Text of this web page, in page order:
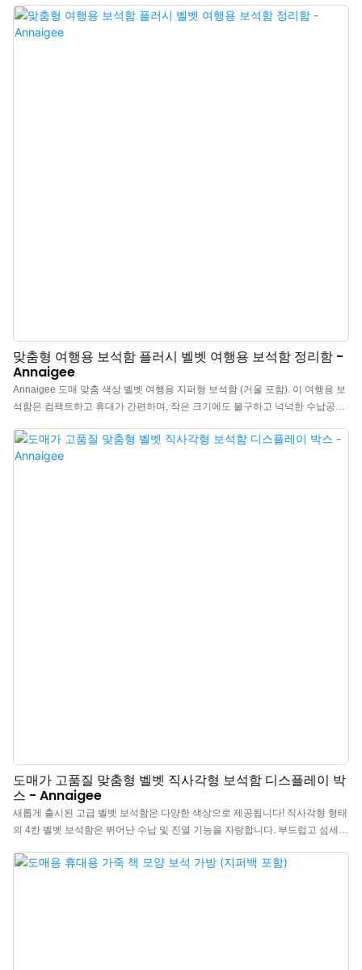
고급스러운 벨벳 주얼리 케이스로 클래식한 주얼리 패키징을 완성해 보세요. 전
통적인 여행용 주얼리 케이스 도매 외에도 부드럽고 매끄러우며 고급스러운 질
맞춤형 여행용 보석함 플러시 벨벳 여행용 보석함 정리함 -
Annaigee
Annaigee 도매 맞춤 색상 벨벳 여행용 지퍼형 보석함 (거울 포함). 이 여행용 보
석함은 컴팩트하고 휴대가 간편하며, 작은 크기에도 불구하고 넉넉한 수납공간
이 다양한 액세서리를 안전하게 보관할 수 있도록 디자인된 이 컴팩트하고 견고
한 지퍼형 보석함에는 각도 조절이 가능한 거울이 내장되어 있어 혼자 여행하는
도매가 고품질 맞춤형 벨벳 직사각형 보석함 디스플레이 박
스 - Annaigee
새롭게 출시된 고급 벨벳 보석함은 다양한 색상으로 제공됩니다! 직사각형 형태
의 4칸 벨벳 보석함은 뛰어난 수납 및 진열 기능을 자랑합니다. 부드럽고 섬세한
소재입니다. Annaigee는 풍부한 맞춤 제작 옵션을 제공하며, 고품질 원자재를